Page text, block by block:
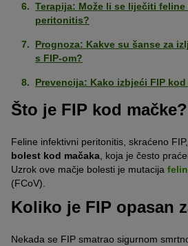
Terapija: Može li se liječiti
peritonitis?
Prognoza: Kakve su šanse za
s FIP-om?
Prevencija: Kako izbjeći FIP kod
Što je FIP kod mačke?
Feline infektivni peritonitis, skraćeno
bolest kod mačaka , koja je često
Uzrok ove mačje bolesti je mutacija
(FCoV).
Koliko je FIP opasan
Nekada se FIP smatrao sigurnom